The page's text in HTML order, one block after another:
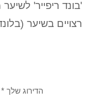
'בונד ריפייר'
רצויים בשיער (בלונדמי)
הדירוג שלך *